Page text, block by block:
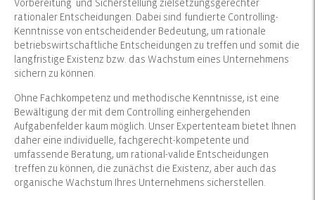
Vorbereitung und Sicherstellung zielsetzungsgerechter
rationaler Entscheidungen. Dabei sind fundierte Controlling-
Kenntnisse von entscheidender Bedeutung, um rationale
betriebswirtschaftliche Entscheidungen zu treffen und somit die
langfristige Existenz bzw. das Wachstum eines Unternehmens
sichern zu können.
Ohne Fachkompetenz und methodische Kenntnisse, ist eine
Bewältigung der mit dem Controlling einhergehenden
Aufgabenfelder kaum möglich. Unser Expertenteam bietet Ihnen
daher eine individuelle, fachgerecht-kompetente und
umfassende Beratung, um rational-valide Entscheidungen
treffen zu können, die zunächst die Existenz, aber auch das
organische Wachstum Ihres Unternehmens sicherstellen.